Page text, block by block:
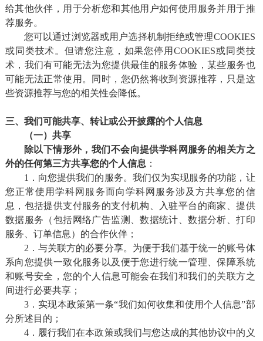
给其他伙伴，用于分析您和其他用户如何使用服务并用于推
荐服务。
您可以通过浏览器或用户选择机制拒绝或管理COOKIES
或同类技术。但请您注意，如果您停用COOKIES或同类技
术，我们有可能无法为您提供最佳的服务体验，某些服务也
可能无法正常使用。同时，您仍然将收到资源推荐，只是这
些资源推荐与您的相关性会降低。
三、我们可能共享、转让或公开披露的个人信息
（一）共享
除以下情形外，我们不会向提供学科网服务的相关方之
外的任何第三方共享您的个人信息 ：
1．向您提供我们的服务。我们仅为实现服务的功能，让
您正常使用学科网服务而向学科网服务涉及方共享您的信
息，包括提供支付服务的支付机构、入驻平台的商家、提供
数据服务（包括网络广告监测、数据统计、数据分析、打印
服务、订单信息）的合作伙伴；
2．与关联方的必要分享。为便于我们基于统一的账号体
系向您提供一致化服务以及便于您进行统一管理、保障系统
和账号安全，您的个人信息可能会在我们和我们的关联方之
间进行必要共享；
3．实现本政策第一条“我们如何收集和使用个人信息”部
分所述目的；
4．履行我们在本政策或我们与您达成的其他协议中的义